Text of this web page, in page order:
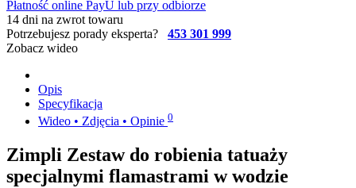
Płatność online PayU lub przy odbiorze
14 dni na zwrot towaru
Potrzebujesz porady eksperta? 453 301 999
Zobacz wideo
Opis
Specyfikacja
Wideo • Zdjęcia • Opinie 0
Zimpli Zestaw do robienia tatuaży
specjalnymi flamastrami w wodzie